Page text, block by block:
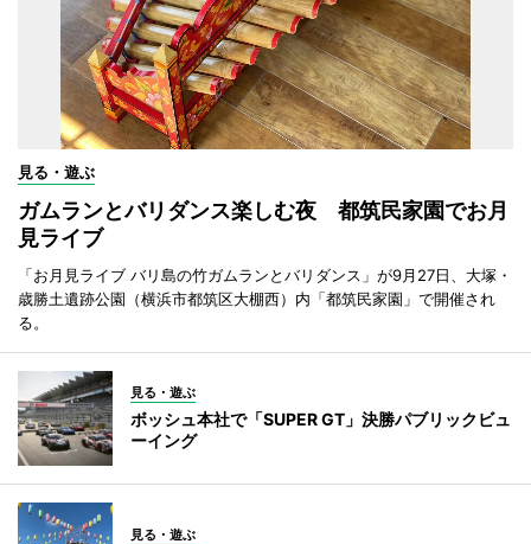
見る・遊ぶ
ガムランとバリダンス楽しむ夜 都筑民家園でお月
見ライブ
「お月見ライブ バリ島の竹ガムランとバリダンス」が9月27日、大塚・
歳勝土遺跡公園（横浜市都筑区大棚西）内「都筑民家園」で開催され
る。
見る・遊ぶ
ボッシュ本社で「SUPER GT」決勝パブリックビュ
ーイング
見る・遊ぶ